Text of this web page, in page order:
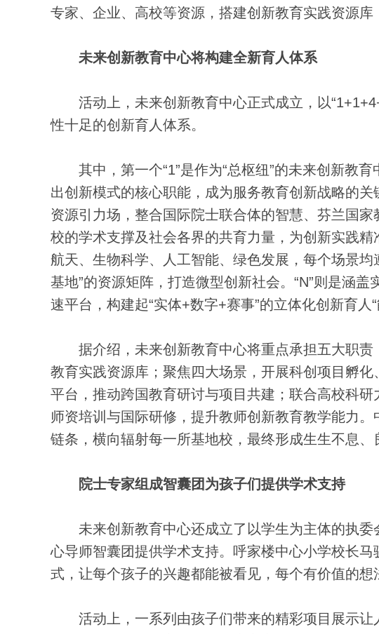
专家、企业、高校等资源，搭建创新教育实践资源库
未来创新教育中心将构建全新育人体系
活动上，未来创新教育中心正式成立，以
性十足的创新育人体系。
其中，第一个“1”是作为“总枢纽”的未来创新教育
出创新模式的核心职能，成为服务教育创新战略的关
资源引力场，整合国际院士联合体的智慧、芬兰国
校的学术支撑及社会各界的共育力量，为创新实践
航天、生物科学、人工智能、绿色发展，每个场景
基地”的资源矩阵，打造微型创新社会。“N”则是涵
速平台，构建起“实体+数字+赛事”的立体化创新育人“
据介绍，未来创新教育中心将重点承担五大职责
教育实践资源库；聚焦四大场景，开展科创项目孵
平台，推动跨国教育研讨与项目共建；联合高校科
师资培训与国际研修，提升教师创新教育教学能力
链条，横向辐射每一所基地校，最终形成生生不息、
院士专家组成智囊团为孩子们提供学术支持
未来创新教育中心还成立了以学生为主体的执委
心导师智囊团提供学术支持。呼家楼中心小学校长
式，让每个孩子的兴趣都能被看见，每个有价值的想
活动上，一系列由孩子们带来的精彩项目展示让